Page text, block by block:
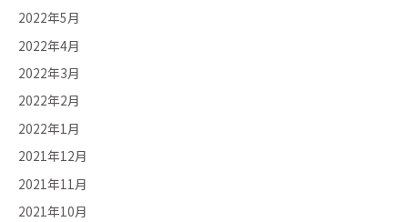
2022年5月
2022年4月
2022年3月
2022年2月
2022年1月
2021年12月
2021年11月
2021年10月